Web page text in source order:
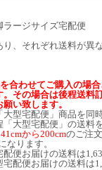
ラージサイズ宅配便
、それぞれ送料が異
合わせてご購入の場
その場合は後程送料
い致します。
型宅配便」商品を同
大型宅配便」の送料
から200cmのご注文
なります。
便お届けの送料は
宅配便お届けの送料は